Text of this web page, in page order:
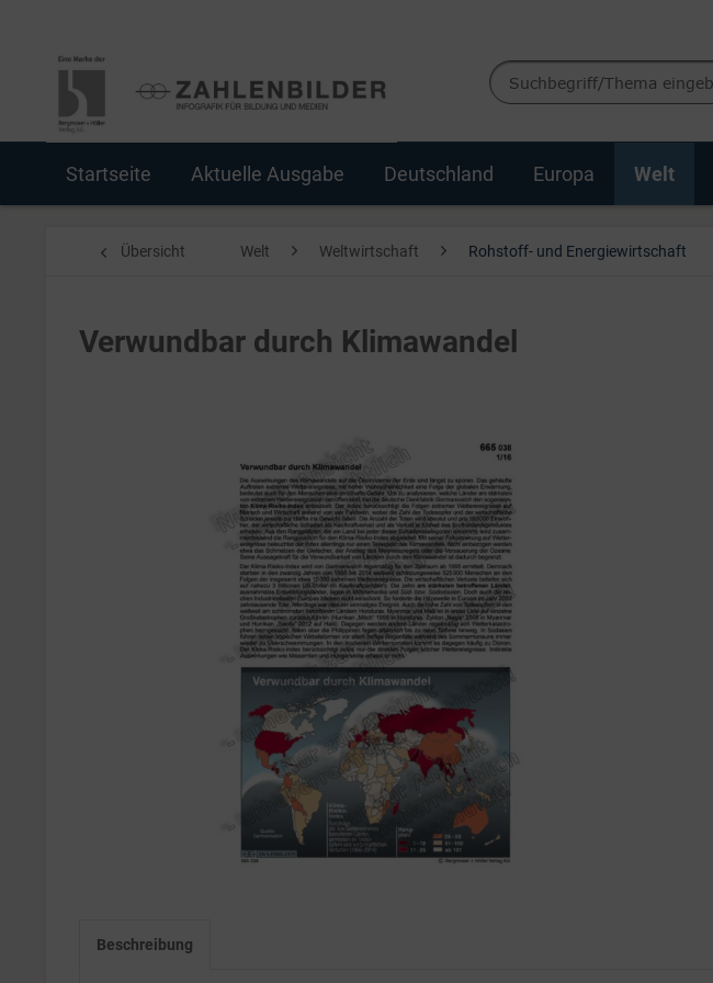
Startseite Aktuelle Ausgabe Deutschland Europa Welt
Übersicht Welt Weltwirtschaft Rohstoff- und Energiewirtschaft
Verwundbar durch Klimawandel
Beschreibung